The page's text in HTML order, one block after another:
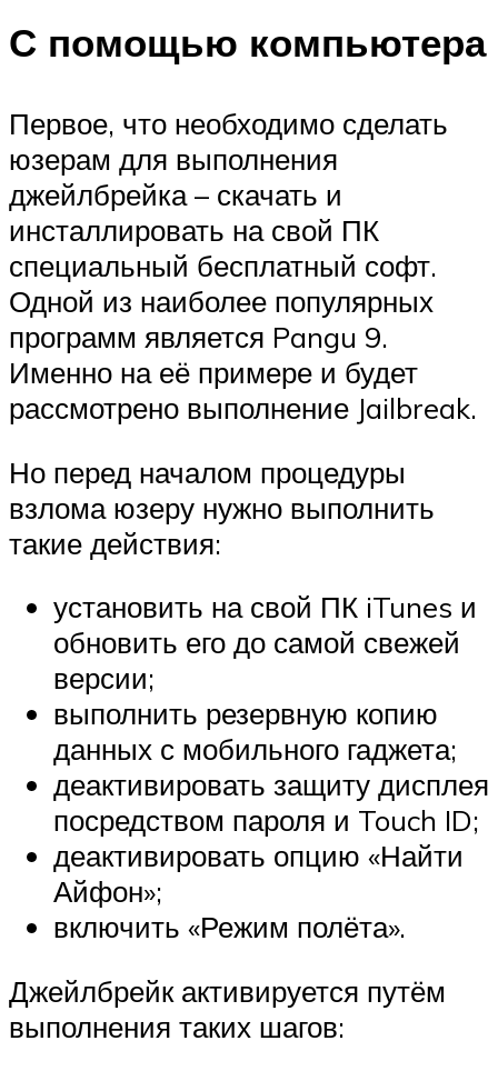
С помощью компьютера
Первое, что необходимо сделать
юзерам для выполнения
джейлбрейка – скачать и
инсталлировать на свой ПК
специальный бесплатный софт.
Одной из наиболее популярных
программ является Pangu 9.
Именно на её примере и будет
рассмотрено выполнение Jailbreak.
Но перед началом процедуры
взлома юзеру нужно выполнить
такие действия:
установить на свой ПК iTunes и
обновить его до самой свежей
версии;
выполнить резервную копию
данных с мобильного гаджета;
деактивировать защиту дисплея
посредством пароля и Touch ID;
деактивировать опцию «Найти
Айфон»;
включить «Режим полёта».
Джейлбрейк активируется путём
выполнения таких шагов: